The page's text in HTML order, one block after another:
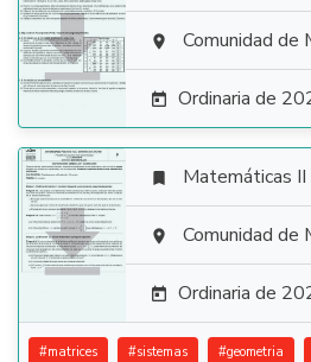
  Comunidad de
 Ordinaria de

 Matemáticas II
 Comunidad de
 Ordinaria de
#matrices #sistemas #geometria